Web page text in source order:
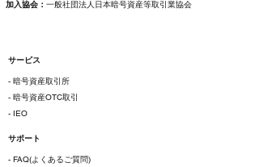
加入協会： 一般社団法人日本暗号資産等取引業協会
サービス
- 暗号資産取引所
- 暗号資産OTC取引
- IEO
サポート
- FAQ(よくあるご質問)